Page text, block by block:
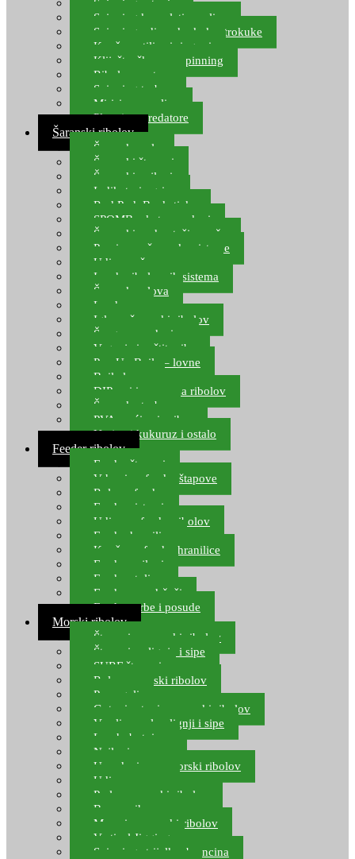
Spinning setovi
Spinning kompleti varalica
Spinning udice, dvokuke, trokuke
Kopče, vrtilice i ringovi
Kliješta, škare za spinning
Ribolov pastrve
Spinning torbe
Mirisi za varalice
Plovci za predatore
Šaranski ribolov
Šaranske role
Šaranski štapovi
Šaranski najloni
Indikatori ugriza
Rod Pod, Banksticks
SPOMB rakete, markeri
Šaranski podmetači, mreže
Pernice za šaranske sisteme
Udice za šarana, amura
Izrada ribolovnih sistema
Šaranska olova
Leadcore
Igle za šaranski ribolov
Špage, upredenice
Vaganje i zaštita ribe
Pop Up Boile – lovne
Boile lovne
DIP-ovi i arome za ribolov
Šaranske torbe
PVA vrećice i pribor
Umjetni kukuruz i ostalo
Feeder ribolov
Feeder štapovi
Vrhovi za feeder štapove
Role za feeder
Feeder sistemi
Udice za feeder ribolov
Feeder hranilice
Kopče za feeder hranilice
Feeder najloni
Feeder stolice
Feeder arm držači
Feeder torbe i posude
Morski ribolov
Štapovi za morski ribolov
Štapovi za lignje i sipe
SURF štapovi
Role za morski ribolov
Parangali
Gotovi setovi za morski ribolov
Varalice za lov lignji i sipe
Lov hobotnice
Najloni za more
Upredenice za morski ribolov
Udice za more
Perle za morski ribolov
Brum prihrana za more
Mamci za morski ribolov
Vertical Jigging
Spinning strijelke, brancina